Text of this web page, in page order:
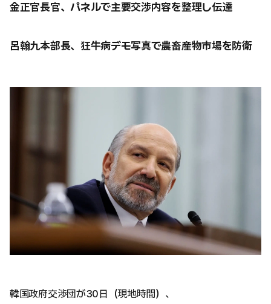
金正官長官、パネルで主要交渉内容を整理し伝達
呂翰九本部長、狂牛病デモ写真で農畜産物市場を防衛
韓国政府交渉団が30日（現地時間）、